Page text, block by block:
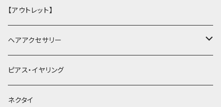
【アウトレット】
ヘアアクセサリー
ヘアクリップ
ヘッドドレス・カチューシャ
ピアス・イヤリング
ネクタイ